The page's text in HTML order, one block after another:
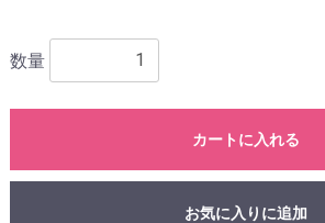
数量
カートに入れる
お気に入りに追加